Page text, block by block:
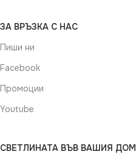
ЗА ВРЪЗКА С НАС
Пиши ни
Facebook
Промоции
Youtube
СВЕТЛИНАТА ВЪВ ВАШИЯ ДОМ